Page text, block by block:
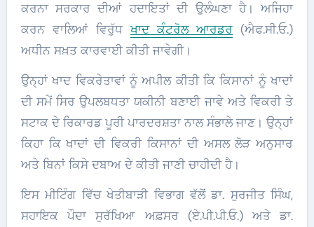
ਕਰਨਾ ਸਰਕਾਰ ਦੀਆਂ ਹਦਾਇਤਾਂ ਦੀ ਉਲੰਘਣਾ ਹੈ। ਅਜਿਹਾ
ਕਰਨ ਵਾਲਿਆਂ ਵਿਰੁੱਧਖਾਦ ਕੰਟਰੋਲ ਆਰਡਰ (ਐਫ.ਸੀ.ਓ.)
ਅਧੀਨ ਸਖ਼ਤ ਕਾਰਵਾਈ ਕੀਤੀ ਜਾਵੇਗੀ।
ਉਨ੍ਹਾਂ ਖਾਦ ਵਿਕਰੇਤਾਵਾਂ ਨੂੰ ਅਪੀਲ ਕੀਤੀ ਕਿ ਕਿਸਾਨਾਂ ਨੂੰ ਖਾਦਾਂ
ਦੀ ਸਮੇਂ ਸਿਰ ਉਪਲਬਧਤਾ ਯਕੀਨੀ ਬਣਾਈ ਜਾਵੇ ਅਤੇ ਵਿਕਰੀ ਤੇ
ਸਟਾਕ ਦੇ ਰਿਕਾਰਡ ਪੂਰੀ ਪਾਰਦਰਸ਼ਤਾ ਨਾਲ ਸੰਭਾਲੇ ਜਾਣ। ਉਨ੍ਹਾਂ
ਕਿਹਾ ਕਿ ਖਾਦਾਂ ਦੀ ਵਿਕਰੀ ਕਿਸਾਨਾਂ ਦੀ ਅਸਲ ਲੋੜ ਅਨੁਸਾਰ
ਅਤੇ ਬਿਨਾਂ ਕਿਸੇ ਦਬਾਅ ਦੇ ਕੀਤੀ ਜਾਣੀ ਚਾਹੀਦੀ ਹੈ।
ਇਸ ਮੀਟਿੰਗ ਵਿੱਚ ਖੇਤੀਬਾੜੀ ਵਿਭਾਗ ਵੱਲੋਂ ਡਾ. ਸੁਰਜੀਤ ਸਿੰਘ,
ਸਹਾਇਕ ਪੌਦਾ ਸੁਰੱਖਿਆ ਅਫ਼ਸਰ (ਏ.ਪੀ.ਪੀ.ਓ.) ਅਤੇ ਡਾ.